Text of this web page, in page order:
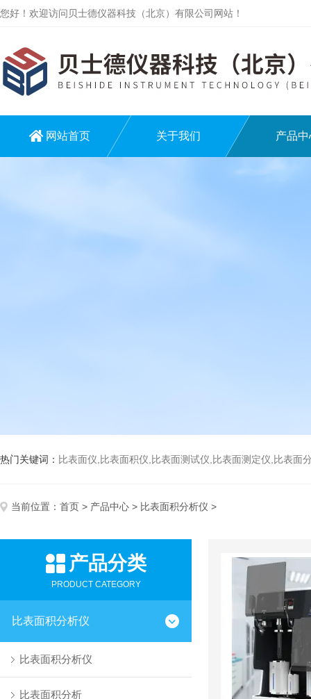
您好！欢迎访问贝士德仪器科技（北京）有限公司网站！
网站首页 关于我们 产品中
热门关键词： 比表面仪,比表面积仪,比表面测试仪,比表面测定仪,比表面分析仪,比表
当前位置： 首页 > 产品中心 > 比表面积分析仪 >
产品分类
PRODUCT CATEGORY
比表面积分析仪
比表面积分析仪
比表面积分析